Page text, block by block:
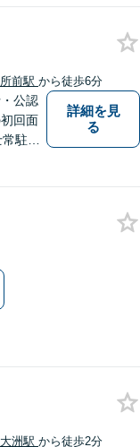
前駅 から徒歩6分
公認
回面
駐】
詳細を見
る
洲駅 から徒歩2分